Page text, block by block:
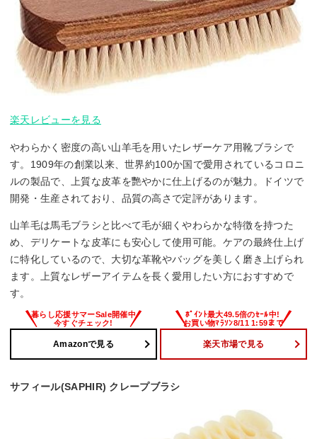
楽天レビューを見る
やわらかく密度の高い山羊毛を用いたレザーケア用靴ブラシで
す。1909年の創業以来、世界約100か国で愛用されているコロニ
ルの製品で、上質な皮革を艷やかに仕上げるのが魅力。ドイツで
開発・生産されており、品質の高さで定評があります。
山羊毛は馬毛ブラシと比べて毛が細くやわらかな特徴を持つた
め、デリケートな皮革にも安心して使用可能。ケアの最終仕上げ
に特化しているので、大切な革靴やバッグを美しく磨き上げられ
ます。上質なレザーアイテムを長く愛用したい方におすすめで
す。
Amazonで見る 楽天市場で見る
サフィール(SAPHIR) クレープブラシ